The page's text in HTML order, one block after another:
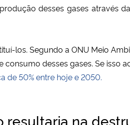
desses gases através da
los. Segundo a ONU Meio
desses gases. Se isso
de 50% entre hoje e 2050.
resultaria na